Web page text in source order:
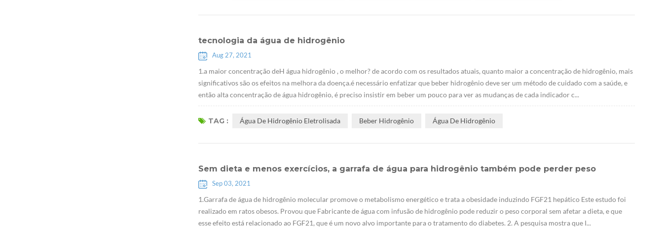
tecnologia da água de hidrogênio
Aug 27, 2021
1.a maior concentração deH água hidrogênio , o melhor? de acordo com os resultados atuais, quanto maior a concentração de hidrogênio, mais
significativos são os efeitos na melhora da doença.é necessário enfatizar que beber hidrogênio deve ser um método de cuidado com a saúde, e
então alta concentração de água hidrogênio, é preciso insistir em beber um pouco para ver as mudanças de cada indicador c...
TAG : Água De Hidrogênio Eletrolisada Beber Hidrogênio Água De Hidrogênio
Sem dieta e menos exercícios, a garrafa de água para hidrogênio também pode perder peso
Sep 03, 2021
1.Garrafa de água de hidrogênio molecular promove o metabolismo energético e trata a obesidade induzindo FGF21 hepático Este estudo foi
realizado em ratos obesos. Provou que Fabricante de água com infusão de hidrogênio pode reduzir o peso corporal sem afetar a dieta, e que
esse efeito está relacionado ao FGF21, que é um novo alvo importante para o tratamento do diabetes. 2. A pesquisa mostra que I...